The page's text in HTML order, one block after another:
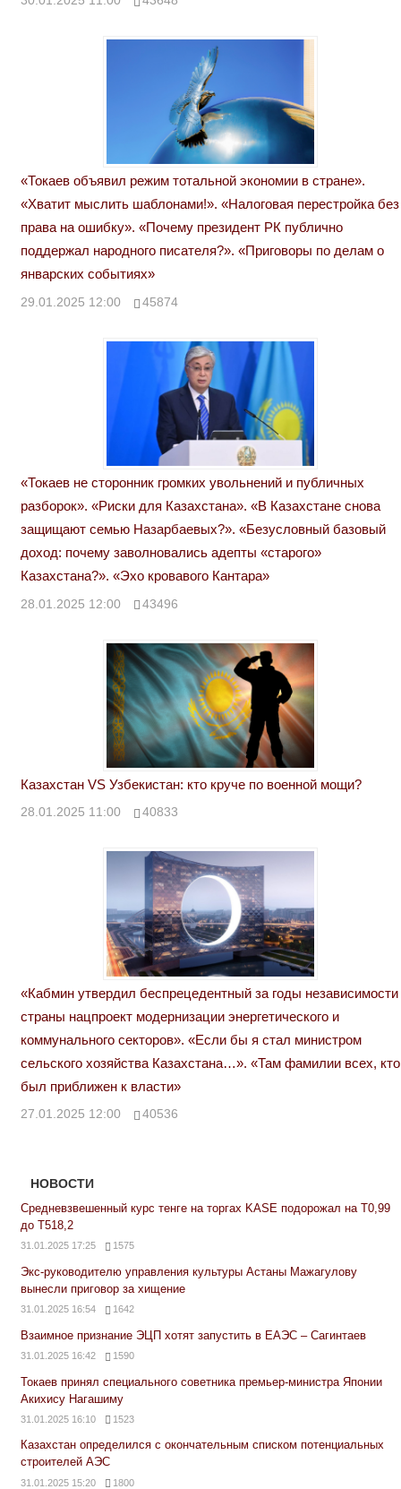
«Токаев объявил режим тотальной экономии в стране».
«Хватит мыслить шаблонами!». «Налоговая перестройка без
права на ошибку». «Почему президент РК публично
поддержал народного писателя?». «Приговоры по делам о
январских событиях»
29.01.2025 12:00 45874
«Токаев не сторонник громких увольнений и публичных
разборок». «Риски для Казахстана». «В Казахстане снова
защищают семью Назарбаевых?». «Безусловный базовый
доход: почему заволновались адепты «старого»
Казахстана?». «Эхо кровавого Кантара»
28.01.2025 12:00 43496
Казахстан VS Узбекистан: кто круче по военной мощи?
28.01.2025 11:00 40833
«Кабмин утвердил беспрецедентный за годы независимости
страны нацпроект модернизации энергетического и
коммунального секторов». «Если бы я стал министром
сельского хозяйства Казахстана…». «Там фамилии всех, кто
был приближен к власти»
27.01.2025 12:00 40536
НОВОСТИ
Средневзвешенный курс тенге на торгах KASE подорожал на Т0,99
до Т518,2
31.01.2025 17:25 1575
Экс-руководителю управления культуры Астаны Мажагулову
вынесли приговор за хищение
31.01.2025 16:54 1642
Взаимное признание ЭЦП хотят запустить в ЕАЭС – Сагинтаев
31.01.2025 16:42 1590
Токаев принял специального советника премьер-министра Японии
Акихису Нагашиму
31.01.2025 16:10 1523
Казахстан определился с окончательным списком потенциальных
строителей АЭС
31.01.2025 15:20 1800